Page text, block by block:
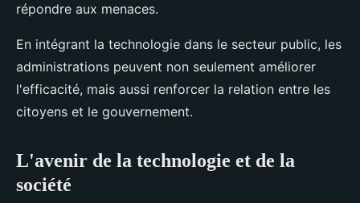
répondre aux menaces.
En intégrant la technologie dans le secteur public, les
administrations peuvent non seulement améliorer
l'efficacité, mais aussi renforcer la relation entre les
citoyens et le gouvernement.
L'avenir de la technologie et de la
société